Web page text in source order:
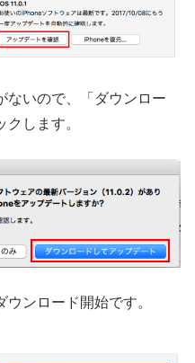
ないので、「ダウンロー
します。
ンロード開始です。